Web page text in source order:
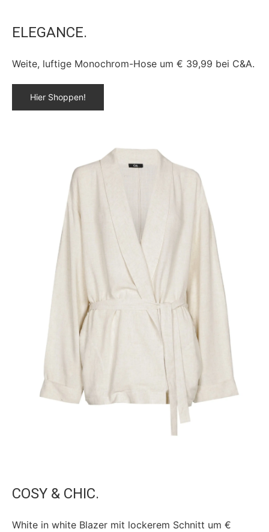
ELEGANCE.
Weite, luftige Monochrom-Hose um € 39,99 bei C&A.
Hier Shoppen!
COSY & CHIC.
White in white Blazer mit lockerem Schnitt um €